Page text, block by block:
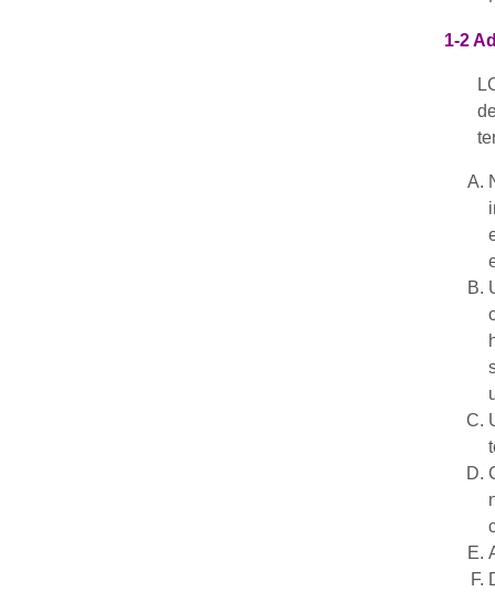
1-2